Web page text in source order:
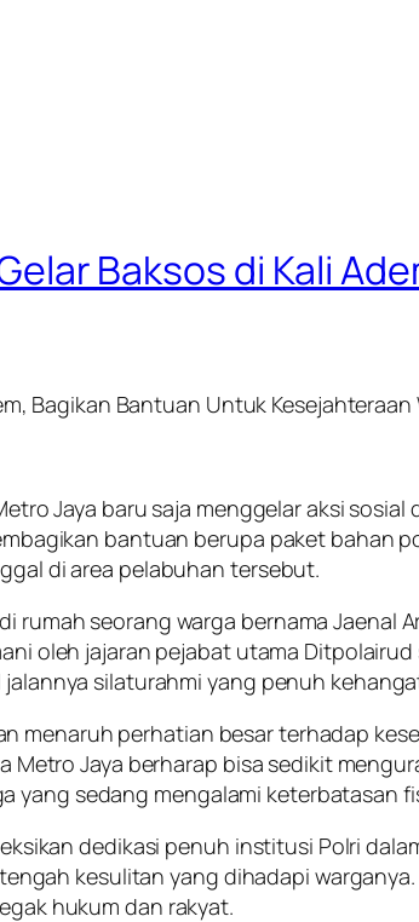
Baksos di Kali
Bagikan Bantuan Untuk Kesejahteraan
Jaya baru saja menggelar aksi sosial
bantuan berupa paket bahan
di area pelabuhan tersebut.
rumah seorang warga bernama Jaenal
oleh jajaran pejabat utama
silaturahmi yang penuh
menaruh perhatian besar terhadap
Jaya berharap bisa sedikit
yang sedang mengalami keterbatasan
dedikasi penuh institusi Polri
kesulitan yang dihadapi
hukum dan rakyat.